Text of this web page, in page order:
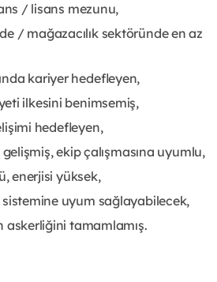
/ lisans mezunu,
/ mağazacılık sektöründe en az
kariyer hedefleyen,
ilkesini benimsemiş,
hedefleyen,
ekip çalışmasına uyumlu,
enerjisi yüksek,
sistemine uyum sağlayabilecek,
askerliğini tamamlamış.